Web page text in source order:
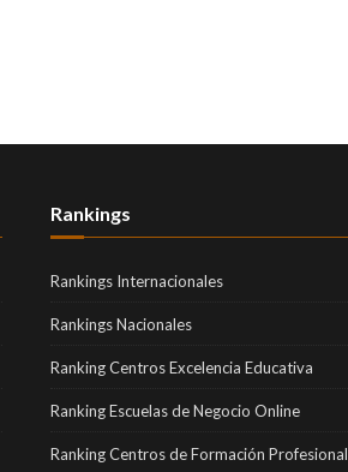
Rankings
Rankings Internacionales
Rankings Nacionales
Ranking Centros Excelencia Educativa
Ranking Escuelas de Negocio Online
Ranking Centros de Formación Profesional